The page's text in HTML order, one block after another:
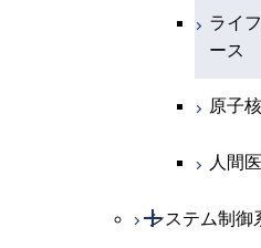
ライ
ース
原子
人間
システム制御
開閉